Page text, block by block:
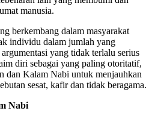
manusia.
berkembang dalam masyarakat
individu dalam jumlah yang
yang tidak terlalu serius
diri sebagai yang paling otoritatif,
dan Kalam Nabi untuk menjauhkan
sesat, kafir dan tidak beragama.
Nabi